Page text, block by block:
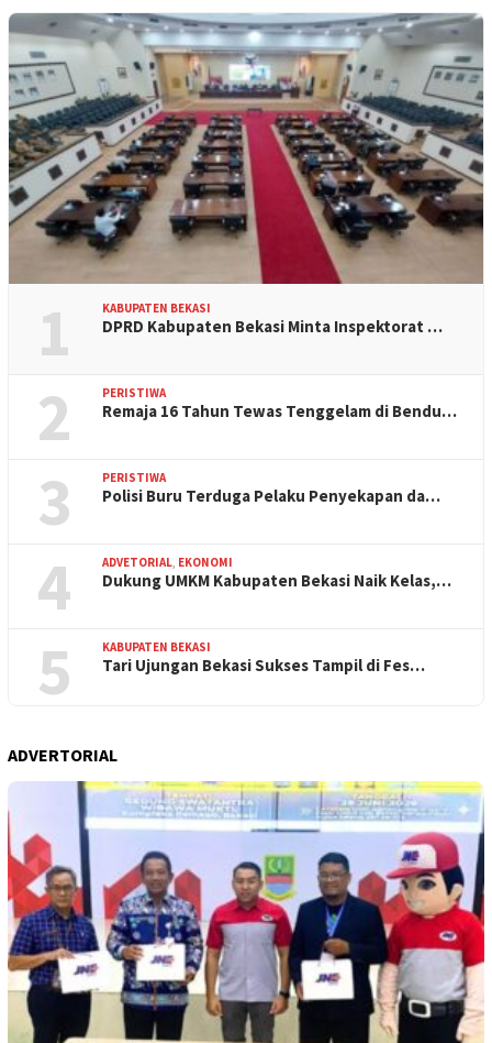
1 KABUPATEN BEKASI
DPRD Kabupaten Bekasi Minta Inspektorat …
2 PERISTIWA
Remaja 16 Tahun Tewas Tenggelam di Bendu…
3 PERISTIWA
Polisi Buru Terduga Pelaku Penyekapan da…
4 ADVETORIAL EKONOMI
Dukung UMKM Kabupaten Bekasi Naik Kelas,…
5 KABUPATEN BEKASI
Tari Ujungan Bekasi Sukses Tampil di Fes…
ADVERTORIAL